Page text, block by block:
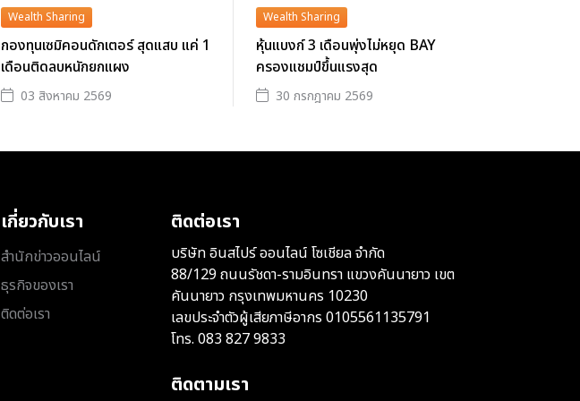
Wealth Sharing
กองทุนเซมิคอนดักเตอร์ สุดแสบ แค่ 1
เดือนติดลบหนักยกแผง
03 สิงหาคม 2569
Wealth Sharing
หุ้นแบงก์ 3 เดือนพุ่งไม่หยุด BAY
ครองแชมป์ขึ้นแรงสุด
30 กรกฎาคม 2569
เกี่ยวกับเรา
สำนักข่าวออนไลน์
ธุรกิจของเรา
ติดต่อเรา
ติดต่อเรา
บริษัท อินสไปร์ ออนไลน์ โซเชียล จำกัด
88/129 ถนนรัชดา-รามอินทรา แขวงคันนายาว เขต
คันนายาว กรุงเทพมหานคร 10230
เลขประจำตัวผู้เสียภาษีอากร 0105561135791
โทร. 083 827 9833
ติดตามเรา